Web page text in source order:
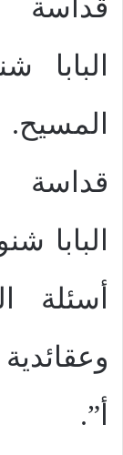
قداسة
البابا
المسيح.
قداسة
البابا
أسئلة
أ”.